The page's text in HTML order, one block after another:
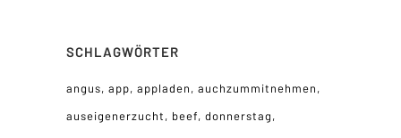
SCHLAGWÖRTER
angus app appladen
auchzummitnehmen
auseigenerzucht
beef donnerstag